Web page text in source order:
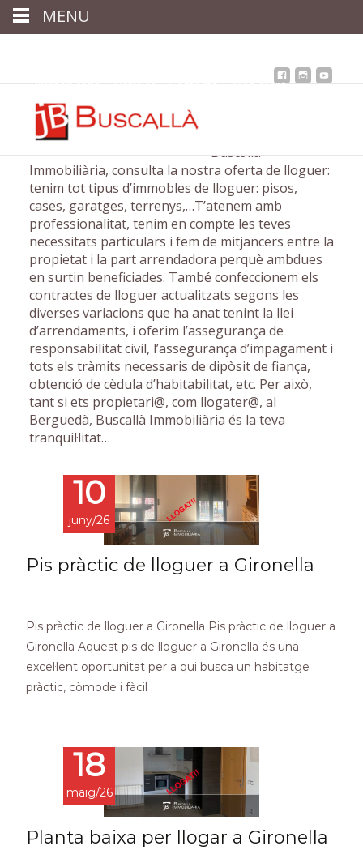
Immobiliària Notícies Contacta Àrea client
Buscallà
Immobiliària, consulta la nostra oferta de lloguer:
tenim tot tipus d’immobles de lloguer: pisos,
cases, garatges, terrenys,…T’atenem amb
professionalitat, tenim en compte les teves
necessitats particulars i fem de mitjancers entre la
propietat i la part arrendadora perquè ambdues
en surtin beneficiades. També confeccionem els
contractes de lloguer actualitzats segons les
diverses variacions que ha anat tenint la llei
d’arrendaments, i oferim l’assegurança de
responsabilitat civil, l’assegurança d’impagament i
tots els tràmits necessaris de dipòsit de fiança,
obtenció de cèdula d’habitabilitat, etc. Per això,
tant si ets propietari@, com llogater@, al
Berguedà, Buscallà Immobiliària és la teva
tranquil·litat…
10
juny/26
Pis pràctic de lloguer a Gironella
Pis pràctic de lloguer a Gironella Pis pràctic de lloguer a
Gironella Aquest pis de lloguer a Gironella és una
excel·lent oportunitat per a qui busca un habitatge
pràctic, còmode i fàcil
18
maig/26
Planta baixa per llogar a Gironella
MENU